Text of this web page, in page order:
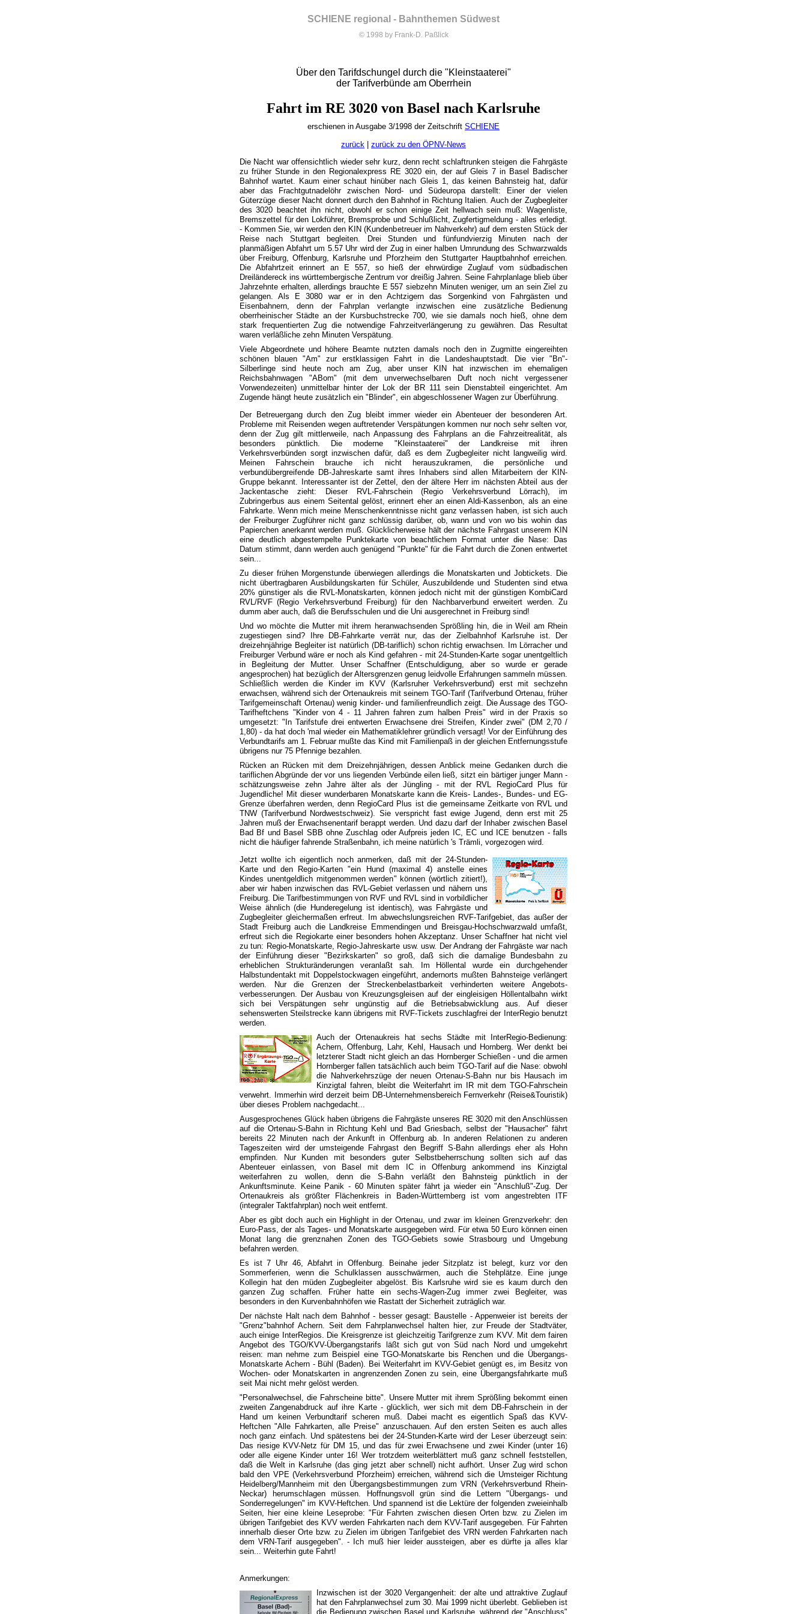
SCHIENE regional - Bahnthemen Südwest
© 1998 by Frank-D. Paßlick
Über den Tarifdschungel durch die "Kleinstaaterei"
der Tarifverbünde am Oberrhein
Fahrt im RE 3020 von Basel nach Karlsruhe
erschienen in Ausgabe 3/1998 der Zeitschrift SCHIENE
zurück
zurück zu den ÖPNV-News
Die Nacht war offensichtlich wieder sehr kurz, denn recht schlaftrunken steigen die Fahrgäste
zu früher Stunde in den Regionalexpress RE 3020 ein, der auf Gleis 7 in Basel Badischer
Bahnhof wartet. Kaum einer schaut hinüber nach Gleis 1, das keinen Bahnsteig hat, dafür
aber das Frachtgutnadelöhr zwischen Nord- und Südeuropa darstellt: Einer der vielen
Güterzüge dieser Nacht donnert durch den Bahnhof in Richtung Italien. Auch der Zugbegleiter
des 3020 beachtet ihn nicht, obwohl er schon einige Zeit hellwach sein muß: Wagenliste,
Bremszettel für den Lokführer, Bremsprobe und Schlußlicht, Zugfertigmeldung - alles erledigt.
- Kommen Sie, wir werden den KIN (Kundenbetreuer im Nahverkehr) auf dem ersten Stück der
Reise nach Stuttgart begleiten. Drei Stunden und fünfundvierzig Minuten nach der
planmäßigen Abfahrt um 5.57 Uhr wird der Zug in einer halben Umrundung des Schwarzwalds
über Freiburg, Offenburg, Karlsruhe und Pforzheim den Stuttgarter Hauptbahnhof erreichen.
Die Abfahrtzeit erinnert an E 557, so hieß der ehrwürdige Zuglauf vom südbadischen
Dreiländereck ins württembergische Zentrum vor dreißig Jahren. Seine Fahrplanlage blieb über
Jahrzehnte erhalten, allerdings brauchte E 557 siebzehn Minuten weniger, um an sein Ziel zu
gelangen. Als E 3080 war er in den Achtzigern das Sorgenkind von Fahrgästen und
Eisenbahnern, denn der Fahrplan verlangte inzwischen eine zusätzliche Bedienung
oberrheinischer Städte an der Kursbuchstrecke 700, wie sie damals noch hieß, ohne dem
stark frequentierten Zug die notwendige Fahrzeitverlängerung zu gewähren. Das Resultat
waren verläßliche zehn Minuten Verspätung.
Viele Abgeordnete und höhere Beamte nutzten damals noch den in Zugmitte eingereihten
schönen blauen "Am" zur erstklassigen Fahrt in die Landeshauptstadt. Die vier "Bn"-
Silberlinge sind heute noch am Zug, aber unser KIN hat inzwischen im ehemaligen
Reichsbahnwagen "ABom" (mit dem unverwechselbaren Duft noch nicht vergessener
Vorwendezeiten) unmittelbar hinter der Lok der BR 111 sein Dienstabteil eingerichtet. Am
Zugende hängt heute zusätzlich ein "Blinder", ein abgeschlossener Wagen zur Überführung.
Der Betreuergang durch den Zug bleibt immer wieder ein Abenteuer der besonderen Art.
Probleme mit Reisenden wegen auftretender Verspätungen kommen nur noch sehr selten vor,
denn der Zug gilt mittlerweile, nach Anpassung des Fahrplans an die Fahrzeitrealität, als
besonders pünktlich. Die moderne "Kleinstaaterei" der Landkreise mit ihren
Verkehrsverbünden sorgt inzwischen dafür, daß es dem Zugbegleiter nicht langweilig wird.
Meinen Fahrschein brauche ich nicht herauszukramen, die persönliche und
verbundübergreifende DB-Jahreskarte samt ihres Inhabers sind allen Mitarbeitern der KIN-
Gruppe bekannt. Interessanter ist der Zettel, den der ältere Herr im nächsten Abteil aus der
Jackentasche zieht: Dieser RVL-Fahrschein (Regio Verkehrsverbund Lörrach), im
Zubringerbus aus einem Seitental gelöst, erinnert eher an einen Aldi-Kassenbon, als an eine
Fahrkarte. Wenn mich meine Menschenkenntnisse nicht ganz verlassen haben, ist sich auch
der Freiburger Zugführer nicht ganz schlüssig darüber, ob, wann und von wo bis wohin das
Papierchen anerkannt werden muß. Glücklicherweise hält der nächste Fahrgast unserem KIN
eine deutlich abgestempelte Punktekarte von beachtlichem Format unter die Nase: Das
Datum stimmt, dann werden auch genügend "Punkte" für die Fahrt durch die Zonen entwertet
sein...
Zu dieser frühen Morgenstunde überwiegen allerdings die Monatskarten und Jobtickets. Die
nicht übertragbaren Ausbildungskarten für Schüler, Auszubildende und Studenten sind etwa
20% günstiger als die RVL-Monatskarten, können jedoch nicht mit der günstigen KombiCard
RVL/RVF (Regio Verkehrsverbund Freiburg) für den Nachbarverbund erweitert werden. Zu
dumm aber auch, daß die Berufsschulen und die Uni ausgerechnet in Freiburg sind!
Und wo möchte die Mutter mit ihrem heranwachsenden Sprößling hin, die in Weil am Rhein
zugestiegen sind? Ihre DB-Fahrkarte verrät nur, das der Zielbahnhof Karlsruhe ist. Der
dreizehnjährige Begleiter ist natürlich (DB-tariflich) schon richtig erwachsen. Im Lörracher und
Freiburger Verbund wäre er noch als Kind gefahren - mit 24-Stunden-Karte sogar unentgeltlich
in Begleitung der Mutter. Unser Schaffner (Entschuldigung, aber so wurde er gerade
angesprochen) hat bezüglich der Altersgrenzen genug leidvolle Erfahrungen sammeln müssen.
Schließlich werden die Kinder im KVV (Karlsruher Verkehrsverbund) erst mit sechzehn
erwachsen, während sich der Ortenaukreis mit seinem TGO-Tarif (Tarifverbund Ortenau, früher
Tarifgemeinschaft Ortenau) wenig kinder- und familienfreundlich zeigt. Die Aussage des TGO-
Tarifheftchens "Kinder von 4 - 11 Jahren fahren zum halben Preis" wird in der Praxis so
umgesetzt: "In Tarifstufe drei entwerten Erwachsene drei Streifen, Kinder zwei" (DM 2,70 /
1,80) - da hat doch 'mal wieder ein Mathematiklehrer gründlich versagt! Vor der Einführung des
Verbundtarifs am 1. Februar mußte das Kind mit Familienpaß in der gleichen Entfernungsstufe
übrigens nur 75 Pfennige bezahlen.
Rücken an Rücken mit dem Dreizehnjährigen, dessen Anblick meine Gedanken durch die
tariflichen Abgründe der vor uns liegenden Verbünde eilen ließ, sitzt ein bärtiger junger Mann -
schätzungsweise zehn Jahre älter als der Jüngling - mit der RVL RegioCard Plus für
Jugendliche! Mit dieser wunderbaren Monatskarte kann die Kreis- Landes-, Bundes- und EG-
Grenze überfahren werden, denn RegioCard Plus ist die gemeinsame Zeitkarte von RVL und
TNW (Tarifverbund Nordwestschweiz). Sie verspricht fast ewige Jugend, denn erst mit 25
Jahren muß der Erwachsenentarif berappt werden. Und dazu darf der Inhaber zwischen Basel
Bad Bf und Basel SBB ohne Zuschlag oder Aufpreis jeden IC, EC und ICE benutzen - falls
nicht die häufiger fahrende Straßenbahn, ich meine natürlich 's Trämli, vorgezogen wird.
Jetzt wollte ich eigentlich noch anmerken, daß mit der 24-Stunden-
Karte und den Regio-Karten "ein Hund (maximal 4) anstelle eines
Kindes unentgeldlich mitgenommen werden" können (wörtlich zitiert!),
aber wir haben inzwischen das RVL-Gebiet verlassen und nähern uns
Freiburg. Die Tarifbestimmungen von RVF und RVL sind in vorbildlicher
Weise ähnlich (die Hunderegelung ist identisch), was Fahrgäste und
Zugbegleiter gleichermaßen erfreut. Im abwechslungsreichen RVF-Tarifgebiet, das außer der
Stadt Freiburg auch die Landkreise Emmendingen und Breisgau-Hochschwarzwald umfaßt,
erfreut sich die Regiokarte einer besonders hohen Akzeptanz. Unser Schaffner hat nicht viel
zu tun: Regio-Monatskarte, Regio-Jahreskarte usw. usw. Der Andrang der Fahrgäste war nach
der Einführung dieser "Bezirkskarten" so groß, daß sich die damalige Bundesbahn zu
erheblichen Strukturänderungen veranlaßt sah. Im Höllental wurde ein durchgehender
Halbstundentakt mit Doppelstockwagen eingeführt, andernorts mußten Bahnsteige verlängert
werden. Nur die Grenzen der Streckenbelastbarkeit verhinderten weitere Angebots-
verbesserungen. Der Ausbau von Kreuzungsgleisen auf der eingleisigen Höllentalbahn wirkt
sich bei Verspätungen sehr ungünstig auf die Betriebsabwicklung aus. Auf dieser
sehenswerten Steilstrecke kann übrigens mit RVF-Tickets zuschlagfrei der InterRegio benutzt
werden.
Auch der Ortenaukreis hat sechs Städte mit InterRegio-Bedienung:
Achern, Offenburg, Lahr, Kehl, Hausach und Hornberg. Wer denkt bei
letzterer Stadt nicht gleich an das Hornberger Schießen - und die armen
Hornberger fallen tatsächlich auch beim TGO-Tarif auf die Nase: obwohl
die Nahverkehrszüge der neuen Ortenau-S-Bahn nur bis Hausach im
Kinzigtal fahren, bleibt die Weiterfahrt im IR mit dem TGO-Fahrschein
verwehrt. Immerhin wird derzeit beim DB-Unternehmensbereich Fernverkehr (Reise&Touristik)
über dieses Problem nachgedacht...
Ausgesprochenes Glück haben übrigens die Fahrgäste unseres RE 3020 mit den Anschlüssen
auf die Ortenau-S-Bahn in Richtung Kehl und Bad Griesbach, selbst der "Hausacher" fährt
bereits 22 Minuten nach der Ankunft in Offenburg ab. In anderen Relationen zu anderen
Tageszeiten wird der umsteigende Fahrgast den Begriff S-Bahn allerdings eher als Hohn
empfinden. Nur Kunden mit besonders guter Selbstbeherrschung sollten sich auf das
Abenteuer einlassen, von Basel mit dem IC in Offenburg ankommend ins Kinzigtal
weiterfahren zu wollen, denn die S-Bahn verläßt den Bahnsteig pünktlich in der
Ankunftsminute. Keine Panik - 60 Minuten später fährt ja wieder ein "Anschluß"-Zug. Der
Ortenaukreis als größter Flächenkreis in Baden-Württemberg ist vom angestrebten ITF
(integraler Taktfahrplan) noch weit entfernt.
Aber es gibt doch auch ein Highlight in der Ortenau, und zwar im kleinen Grenzverkehr: den
Euro-Pass, der als Tages- und Monatskarte ausgegeben wird. Für etwa 50 Euro können einen
Monat lang die grenznahen Zonen des TGO-Gebiets sowie Strasbourg und Umgebung
befahren werden.
Es ist 7 Uhr 46, Abfahrt in Offenburg. Beinahe jeder Sitzplatz ist belegt, kurz vor den
Sommerferien, wenn die Schulklassen ausschwärmen, auch die Stehplätze. Eine junge
Kollegin hat den müden Zugbegleiter abgelöst. Bis Karlsruhe wird sie es kaum durch den
ganzen Zug schaffen. Früher hatte ein sechs-Wagen-Zug immer zwei Begleiter, was
besonders in den Kurvenbahnhöfen wie Rastatt der Sicherheit zuträglich war.
Der nächste Halt nach dem Bahnhof - besser gesagt: Baustelle - Appenweier ist bereits der
"Grenz"bahnhof Achern. Seit dem Fahrplanwechsel halten hier, zur Freude der Stadtväter,
auch einige InterRegios. Die Kreisgrenze ist gleichzeitig Tarifgrenze zum KVV. Mit dem fairen
Angebot des TGO/KVV-Übergangstarifs läßt sich gut von Süd nach Nord und umgekehrt
reisen: man nehme zum Beispiel eine TGO-Monatskarte bis Renchen und die Übergangs-
Monatskarte Achern - Bühl (Baden). Bei Weiterfahrt im KVV-Gebiet genügt es, im Besitz von
Wochen- oder Monatskarten in angrenzenden Zonen zu sein, eine Übergangsfahrkarte muß
seit Mai nicht mehr gelöst werden.
"Personalwechsel, die Fahrscheine bitte". Unsere Mutter mit ihrem Sprößling bekommt einen
zweiten Zangenabdruck auf ihre Karte - glücklich, wer sich mit dem DB-Fahrschein in der
Hand um keinen Verbundtarif scheren muß. Dabei macht es eigentlich Spaß das KVV-
Heftchen "Alle Fahrkarten, alle Preise" anzuschauen. Auf den ersten Seiten es auch alles
noch ganz einfach. Und spätestens bei der 24-Stunden-Karte wird der Leser überzeugt sein:
Das riesige KVV-Netz für DM 15, und das für zwei Erwachsene und zwei Kinder (unter 16)
oder alle eigene Kinder unter 16! Wer trotzdem weiterblättert muß ganz schnell feststellen,
daß die Welt in Karlsruhe (das ging jetzt aber schnell) nicht aufhört. Unser Zug wird schon
bald den VPE (Verkehrsverbund Pforzheim) erreichen, während sich die Umsteiger Richtung
Heidelberg/Mannheim mit den Übergangsbestimmungen zum VRN (Verkehrsverbund Rhein-
Neckar) herumschlagen müssen. Hoffnungsvoll grün sind die Lettern "Übergangs- und
Sonderregelungen" im KVV-Heftchen. Und spannend ist die Lektüre der folgenden zweieinhalb
Seiten, hier eine kleine Leseprobe: "Für Fahrten zwischen diesen Orten bzw. zu Zielen im
übrigen Tarifgebiet des KVV werden Fahrkarten nach dem KVV-Tarif ausgegeben. Für Fahrten
innerhalb dieser Orte bzw. zu Zielen im übrigen Tarifgebiet des VRN werden Fahrkarten nach
dem VRN-Tarif ausgegeben". - Ich muß hier leider aussteigen, aber es dürfte ja alles klar
sein... Weiterhin gute Fahrt!
Anmerkungen:
Inzwischen ist der 3020 Vergangenheit: der alte und attraktive Zuglauf
hat den Fahrplanwechsel zum 30. Mai 1999 nicht überlebt. Geblieben ist
die Bedienung zwischen Basel und Karlsruhe, während der "Anschluss"